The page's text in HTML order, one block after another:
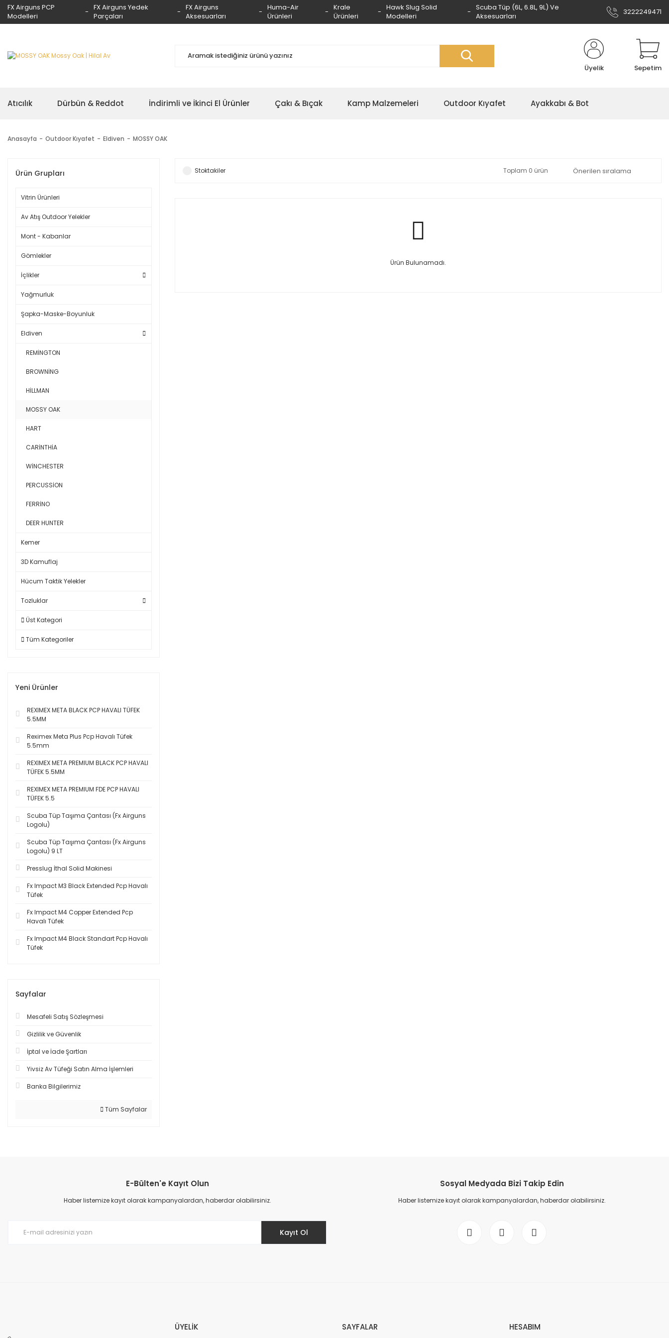
FX Airguns PCP
Modelleri
FX Airguns Yedek
Parçaları
FX Airguns
Aksesuarları
Huma-Air
Ürünleri
Krale
Ürünleri
Hawk Slug Solid
Modelleri
Scuba Tüp (6L, 6.8L, 9L) Ve
Aksesuarları
3222249471
Üyelik Sepetim
Atıcılık Dürbün & Reddot İndirimli ve İkinci El Ürünler Çakı & Bıçak Kamp Malzemeleri Outdoor Kıyafet Ayakkabı & Bot
Anasayfa Outdoor Kıyafet Eldiven MOSSY OAK
Ürün Grupları
Vitrin Ürünleri
Av Atış Outdoor Yelekler
Mont - Kabanlar
Gömlekler
İçlikler
Yağmurluk
Şapka-Maske-Boyunluk
Eldiven
REMİNGTON
BROWNİNG
HİLLMAN
MOSSY OAK
HART
CARİNTHİA
WİNCHESTER
PERCUSSİON
FERRİNO
DEER HUNTER
Kemer
3D Kamuflaj
Hücum Taktik Yelekler
Tozluklar
Üst Kategori
Tüm Kategoriler
Yeni Ürünler
REXIMEX META BLACK PCP HAVALI TÜFEK
5.5MM
Reximex Meta Plus Pcp Havalı Tüfek
5.5mm
REXIMEX META PREMIUM BLACK PCP HAVALI
TÜFEK 5.5MM
REXIMEX META PREMIUM FDE PCP HAVALI
TÜFEK 5.5
Scuba Tüp Taşıma Çantası (Fx Airguns
Logolu)
Scuba Tüp Taşıma Çantası (Fx Airguns
Logolu) 9 LT
Presslug İthal Solid Makinesi
Fx Impact M3 Black Extended Pcp Havalı
Tüfek
Fx Impact M4 Copper Extended Pcp
Havalı Tüfek
Fx Impact M4 Black Standart Pcp Havalı
Tüfek
Sayfalar
Mesafeli Satış Sözleşmesi
Gizlilik ve Güvenlik
İptal ve İade Şartları
Yivsiz Av Tüfeği Satın Alma İşlemleri
Banka Bilgilerimiz
Tüm Sayfalar
Stoktakiler Toplam 0 ürün
Ürün Bulunamadı.
E-Bülten'e Kayıt Olun
Haber listemize kayıt olarak kampanyalardan, haberdar olabilirsiniz.
Kayıt Ol
Sosyal Medyada Bizi Takip Edin
Haber listemize kayıt olarak kampanyalardan, haberdar olabilirsiniz.
ÜYELİK SAYFALAR HESABIM